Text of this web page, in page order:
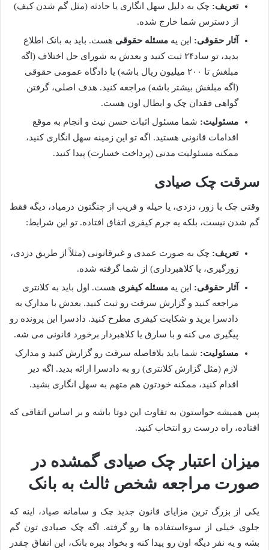
تعریف: چک به دلیل سهل انگاری یا حادثه (مثل گم شدن کیف)
از دسترس شما خارج شده.
آثار حقوقی: این یه مسئله حقوقی هست. باید به بانک اطلاع
بدید، تو ساد۲۴ ثبت کنید و بعدش به شورای حل اختلاف (اگه
مبلغش تا ۲۰۰ میلیون ریال باشه) یا دادگاه عمومی حقوقی
(اگه مبلغش بیشتر باشه) مراجعه کنید. هدف اصلی، گرفتن
گواهی فقدان چک و ابطال اون هست.
مسئولیت: شما مسئول اثبات حسن نیت و انجام به موقع
اقدامات قانونی هستید. اگه تو این زمینه سهل انگاری کنید،
ممکنه مسئولیت مدنی (پرداخت خسارت) پیدا کنید.
سرقت چک صیادی
وقتی چک با زور، دزدی، یا حیله و فریب از چنگتون درمیاد، دیگه فقط
گم شدن نیست، بلکه یه جرم کیفری اتفاق افتاده. تو این شرایط:
تعریف: چک به صورت عمدی و غیرقانونی (مثلاً از طریق دزدی،
زورگیری، یا کلاهبرداری) از شما گرفته شده.
آثار حقوقی: این یه مسئله کیفری هست. اول باید به کلانتری
مراجعه کنید و گزارش سرقت رو ثبت کنید. بعدش با مدارک به
دادسرا برید و شکایت کیفری مطرح کنید. دادسرا این پرونده رو
پیگیری می کنه و با سارق یا کلاهبردار برخورد قانونی می شه.
مسئولیت: شما باید بلافاصله سرقت رو گزارش کنید و مدارک
لازم (مثل گزارش کلانتری) رو به دادسرا ارائه بدید. اگه دیر
اقدام کنید، ممکنه خودتون هم متهم به سهل انگاری بشید.
پس همیشه حواستون به تفاوت این دوتا باشه و بر اساس اتفاقی که
افتاده، راه درست رو انتخاب کنید.
میزان اعتبار چک صیادی گمشده در
صورت مراجعه شخص ثالث به بانک
یکی از بزرگ ترین مزایای قانون جدید چک و سامانه صیاد، اینه که
جلوی خیلی از سوءاستفاده ها رو گرفته. اگه چک صیادی تون گم
بشه و یه نفر دیگه اون رو پیدا کنه و بخواد ببره بانک، این اتفاق چقدر